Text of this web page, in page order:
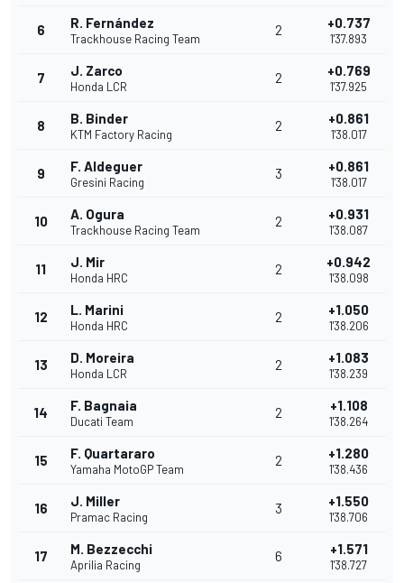
6 R. Fernández
Trackhouse Racing Team
2 +0.737
1'37.893
7 J. Zarco
Honda LCR
2 +0.769
1'37.925
8 B. Binder
KTM Factory Racing
2 +0.861
1'38.017
9 F. Aldeguer
Gresini Racing
3 +0.861
1'38.017
10 A. Ogura
Trackhouse Racing Team
2 +0.931
1'38.087
11 J. Mir
Honda HRC
2 +0.942
1'38.098
12 L. Marini
Honda HRC
2 +1.050
1'38.206
13 D. Moreira
Honda LCR
2 +1.083
1'38.239
14 F. Bagnaia
Ducati Team
2 +1.108
1'38.264
15 F. Quartararo
Yamaha MotoGP Team
2 +1.280
1'38.436
16 J. Miller
Pramac Racing
3 +1.550
1'38.706
17 M. Bezzecchi
Aprilia Racing
6 +1.571
1'38.727